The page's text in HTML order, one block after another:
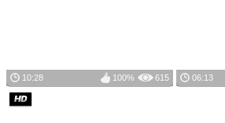
10:28 615
100% 06:13